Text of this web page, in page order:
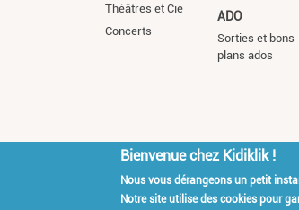
Théâtres et Cie
Concerts
ADO
Sorties et bons
plans ados
Kidiklik Recrute
Bienvenue chez Kidiklik !
Nous vous dérangeons un petit
Notre site utilise des cookies pour